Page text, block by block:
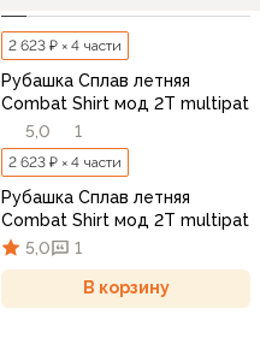
2 623 ₽ × 4 части
Рубашка Сплав летняя
Combat Shirt мод 2Т multipat
5,0
1
2 623 ₽ × 4 части
Рубашка Сплав летняя
Combat Shirt мод 2Т multipat
5,0
1
В корзину